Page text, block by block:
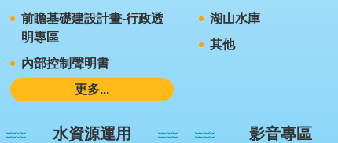
前瞻基礎建設計畫-行政透
明專區
內部控制聲明書
更多...
湖山水庫
其他
水資源運用 影音專區